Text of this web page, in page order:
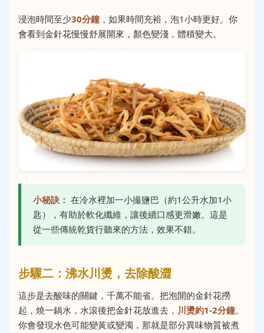
浸泡時間至少30分鐘 ，如果時間充裕，泡1小時更好。你
會看到金針花慢慢舒展開來，顏色變淺，體積變大。
小秘訣： 在冷水裡加一小撮鹽巴（約1公升水加1小
匙），有助於軟化纖維，讓後續口感更滑嫩。這是
從一些傳統乾貨行聽來的方法，效果不錯。
步驟二：沸水川燙，去除酸澀
這步是去酸味的關鍵，千萬不能省。把泡開的金針花撈
起，燒一鍋水，水滾後把金針花放進去， 川燙約1-2分鐘。
你會發現水色可能變黃或變濁，那就是部分異味物質被煮